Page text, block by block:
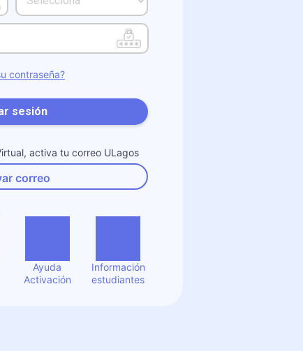
Contraseña Correo
contraseña?
sesión
activa tu correo ULagos
correo
Ayuda
Activación
Información
estudiantes